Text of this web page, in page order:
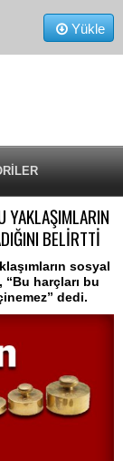
Yükle
YAKLAŞIMLARIN
BELİRTTİ
sosyal
“Bu harçları bu
dedi.